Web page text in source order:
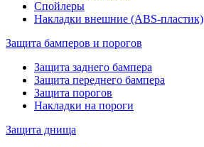
Спойлеры
Накладки внешние (ABS-пластик)
Защита бамперов и порогов
Защита заднего бампера
Защита переднего бампера
Защита порогов
Накладки на пороги
Защита днища